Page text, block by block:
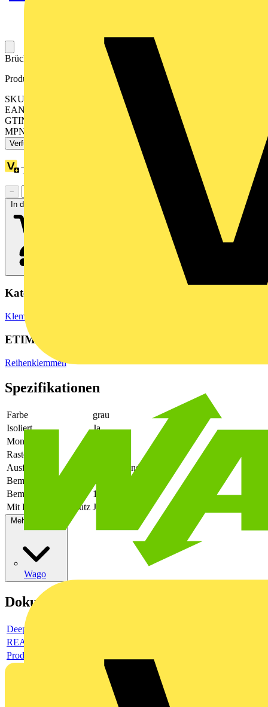
Wago
Brücker; 2-fach; isoliert; lichtgrau
Produktkennzeichen
SKU: 2001-402
EAN: 4055143698412
GTIN: 4055143698412
MPN: 2001-402
Verfügbar: 4 Händler
Treuepunkte:
−
In den Warenkorb
Kategorien
Klemmen, Steckverbinder & Verbindungselemente
ETIM Group
Reihenklemmen
Spezifikationen
Farbe
grau
Isoliert
Ja
Montageart
Rastermaß
Ausführung
Querverbinder
Bemessungsspannung
Bemessungsstrom In
18
Mit Berührungsschutz Ja
Mehr anzeigen
Dokumente
Deeplink Produktseite
REACH-Deklaration
Produktdatenblatt